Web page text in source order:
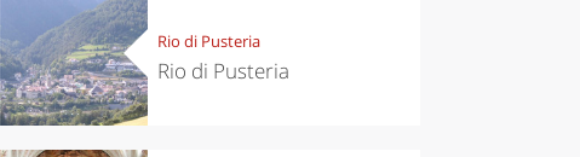
UMBRIA
VALLE D'AOSTA
VENETO
Rio di Pusteria
Rio di Pusteria